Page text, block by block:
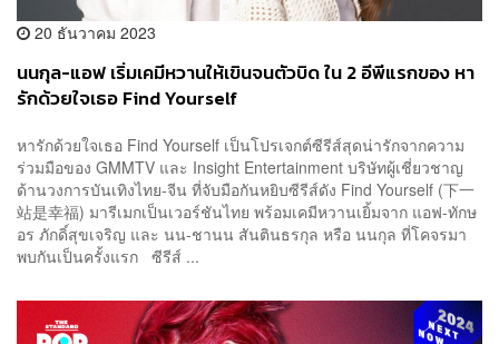
20 ธันวาคม 2023
นนกุล-แอฟ เริ่มเคมีหวานให้เขินจนตัวบิด ใน 2 อีพีแรกของ หา
รักด้วยใจเธอ Find Yourself
หารักด้วยใจเธอ Find Yourself เป็นโปรเจกต์ซีรีส์สุดน่ารักจากความ
ร่วมมือของ GMMTV และ Insight Entertainment บริษัทผู้เชี่ยวชาญ
ด้านวงการบันเทิงไทย-จีน ที่จับมือกันหยิบซีรีส์ดัง Find Yourself (下一
站是幸福) มารีเมกเป็นเวอร์ชันไทย พร้อมเคมีหวานเยิ้มจาก แอฟ-ทักษ
อร ภักดิ์สุขเจริญ และ นน-ชานน สันตินธรกุล หรือ นนกุล ที่โคจรมา
พบกันเป็นครั้งแรก ซีรีส์ ...